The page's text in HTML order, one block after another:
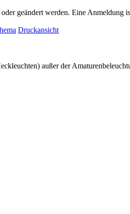
geändert werden. Eine Anmeldung
Druckansicht
außer der